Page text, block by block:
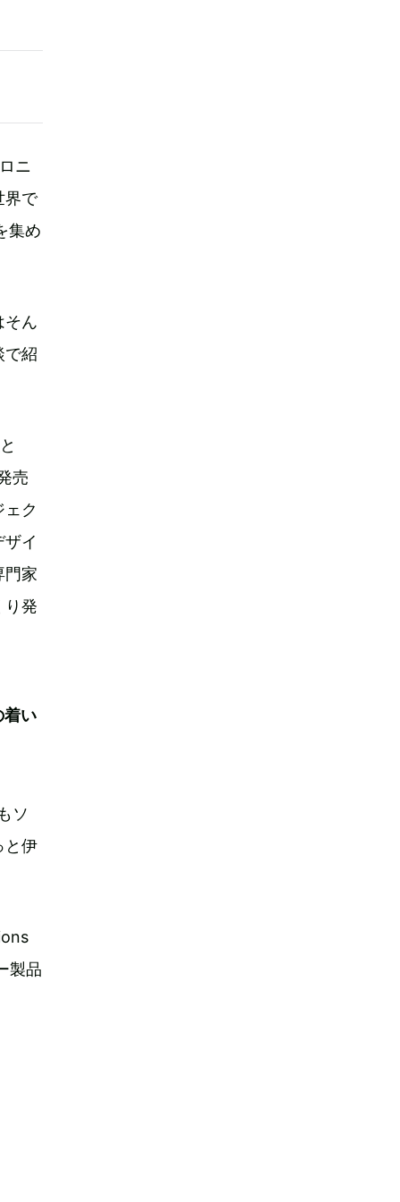
ニ
界で
集め
そん
で紹
売
ク
イ
門家
り発
着い
ソ
と伊
製品